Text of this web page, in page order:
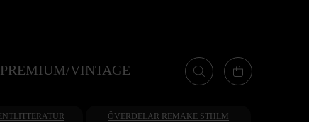
PREMIUM/VINTAGE
ÖVERDELAR REMAKE STHLM